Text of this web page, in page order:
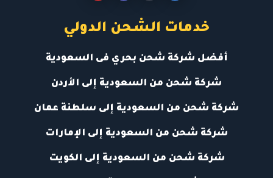
خدمات الشحن الدولي
أفضل شركة شحن بحري فى السعودية
شركة شحن من السعودية إلى الأردن
شركة شحن من السعودية إلى سلطنة عمان
شركة شحن من السعودية إلى الإمارات
شركة شحن من السعودية إلى الكويت